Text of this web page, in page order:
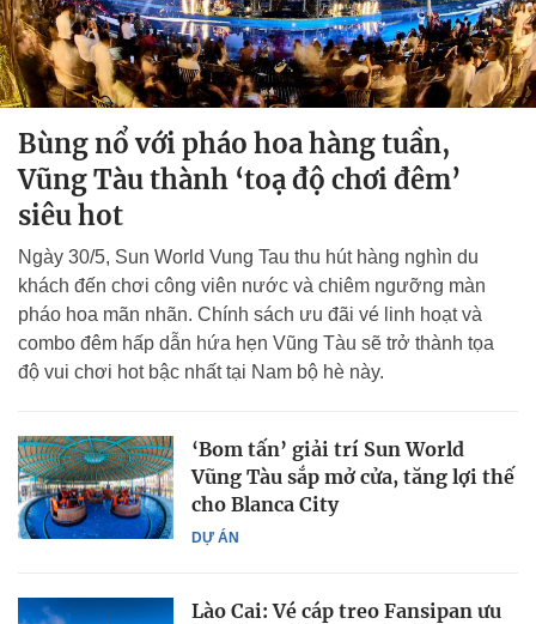
Bùng nổ với pháo hoa hàng tuần,
Vũng Tàu thành ‘toạ độ chơi đêm’
siêu hot
Ngày 30/5, Sun World Vung Tau thu hút hàng nghìn du
khách đến chơi công viên nước và chiêm ngưỡng màn
pháo hoa mãn nhãn. Chính sách ưu đãi vé linh hoạt và
combo đêm hấp dẫn hứa hẹn Vũng Tàu sẽ trở thành tọa
độ vui chơi hot bậc nhất tại Nam bộ hè này.
DỰ ÁN
‘Bom tấn’ giải trí Sun World
Vũng Tàu sắp mở cửa, tăng lợi thế
cho Blanca City
Lào Cai: Vé cáp treo Fansipan ưu